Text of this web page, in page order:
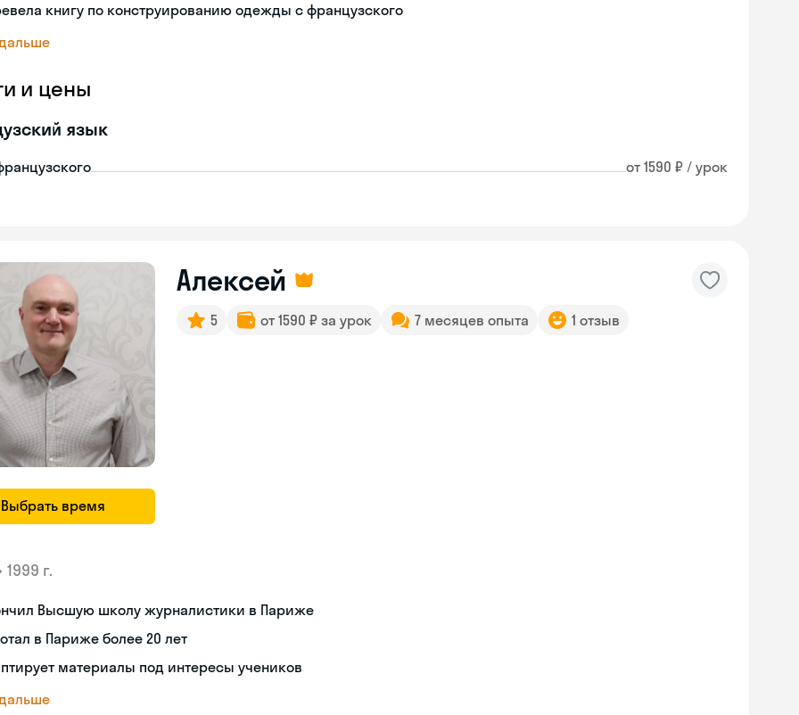
книгу по конструированию одежды с французского
и цены
язык
от 1590 ₽ / урок
Выбрать время
Алексей
5 от 1590 ₽ за урок 7 месяцев опыта 1 отзыв
1999 г.
Высшую школу журналистики в Париже
в Париже более 20 лет
материалы под интересы учеников